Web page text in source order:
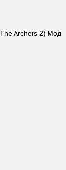
Archers 2) Мод